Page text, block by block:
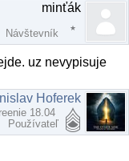
minťák
Návštevník
uz nevypisuje
Hoferek
18.04
Používateľ